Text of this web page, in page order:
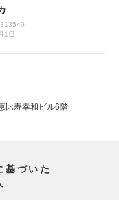
1日
比寿幸和ビル6階
基づいた